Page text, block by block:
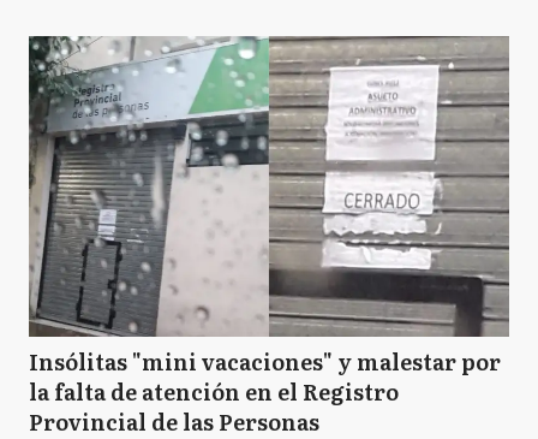
B Brandsen
C Campana
C Cañuelas
CS Capitán Sarmiento
Insólitas "mini vacaciones" y malestar por
la falta de atención en el Registro
Provincial de las Personas